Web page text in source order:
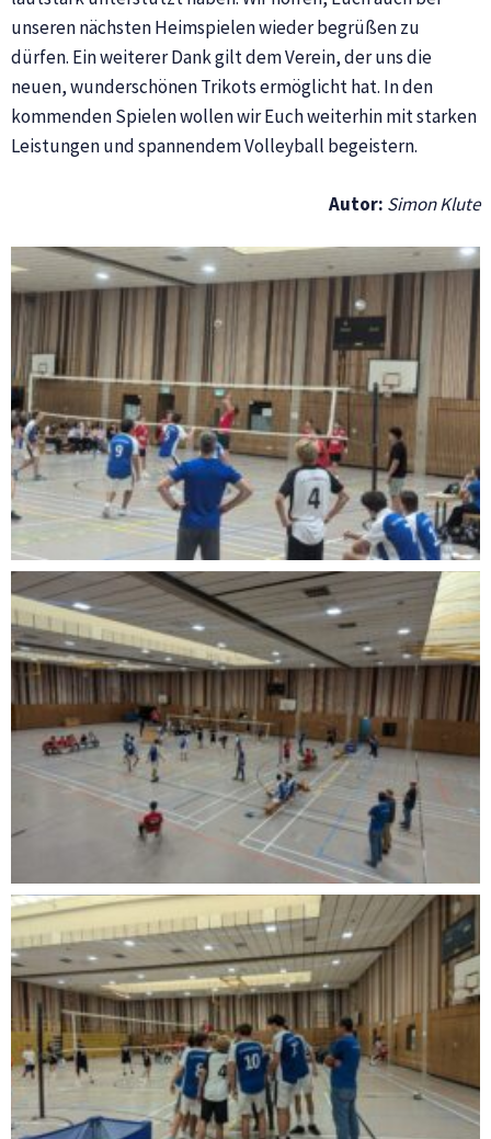
unseren nächsten Heimspielen wieder begrüßen zu
dürfen. Ein weiterer Dank gilt dem Verein, der uns die
neuen, wunderschönen Trikots ermöglicht hat. In den
kommenden Spielen wollen wir Euch weiterhin mit starken
Leistungen und spannendem Volleyball begeistern.
Autor: Simon Klute